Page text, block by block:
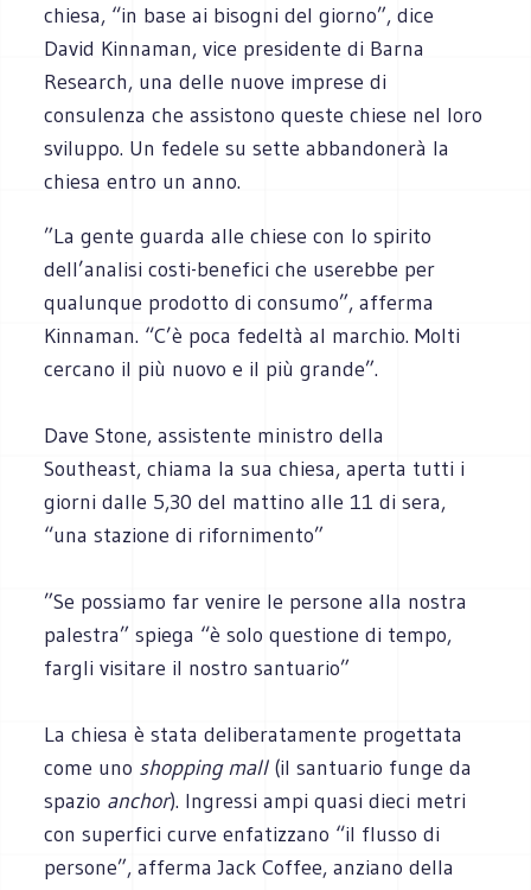
chiesa, “in base ai bisogni del giorno”, dice
David Kinnaman, vice presidente di Barna
Research, una delle nuove imprese di
consulenza che assistono queste chiese nel loro
sviluppo. Un fedele su sette abbandonerà la
chiesa entro un anno.
”La gente guarda alle chiese con lo spirito
dell’analisi costi-benefici che userebbe per
qualunque prodotto di consumo”, afferma
Kinnaman. “C’è poca fedeltà al marchio. Molti
cercano il più nuovo e il più grande”.
Dave Stone, assistente ministro della
Southeast, chiama la sua chiesa, aperta tutti i
giorni dalle 5,30 del mattino alle 11 di sera,
“una stazione di rifornimento”
”Se possiamo far venire le persone alla nostra
palestra” spiega “è solo questione di tempo,
fargli visitare il nostro santuario”
La chiesa è stata deliberatamente progettata
come uno shopping mall(il santuario funge da
spazio anchor). Ingressi ampi quasi dieci metri
con superfici curve enfatizzano “il flusso di
persone”, afferma Jack Coffee, anziano della